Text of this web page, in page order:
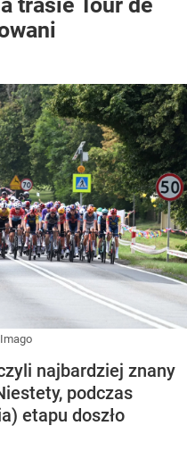
Imago
najbardziej znany
podczas
etapu doszło